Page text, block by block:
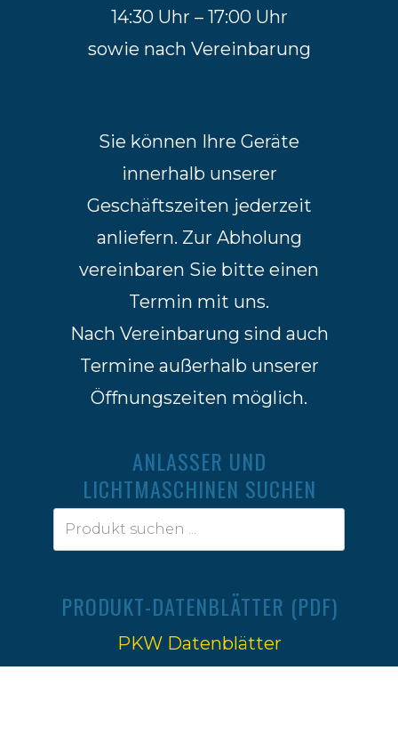
14:30 Uhr – 17:00 Uhr
sowie nach Vereinbarung
Sie können Ihre Geräte
innerhalb unserer
Geschäftszeiten jederzeit
anliefern. Zur Abholung
vereinbaren Sie bitte einen
Termin mit uns.
Nach Vereinbarung sind auch
Termine außerhalb unserer
Öffnungszeiten möglich.
ANLASSER UND
LICHTMASCHINEN SUCHEN
PRODUKT-DATENBLÄTTER (PDF)
PKW Datenblätter